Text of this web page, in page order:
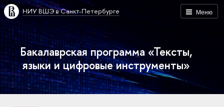
Меню
НИУ ВШЭ в Санкт-Петербурге
Бакалаврская программа «Тексты,
языки и цифровые инструменты»